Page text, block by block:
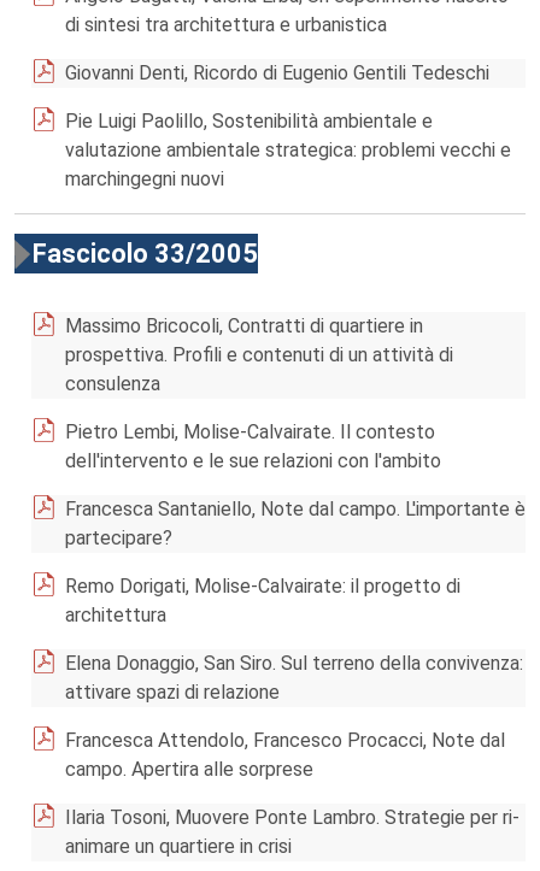
di sintesi tra architettura e urbanistica
Giovanni Denti, Ricordo di Eugenio Gentili Tedeschi
Pie Luigi Paolillo, Sostenibilità ambientale e
valutazione ambientale strategica: problemi vecchi e
marchingegni nuovi
Fascicolo 33/2005
Massimo Bricocoli, Contratti di quartiere in
prospettiva. Profili e contenuti di un attività di
consulenza
Pietro Lembi, Molise-Calvairate. Il contesto
dell'intervento e le sue relazioni con l'ambito
Francesca Santaniello, Note dal campo. L'importante è
partecipare?
Remo Dorigati, Molise-Calvairate: il progetto di
architettura
Elena Donaggio, San Siro. Sul terreno della convivenza:
attivare spazi di relazione
Francesca Attendolo, Francesco Procacci, Note dal
campo. Apertira alle sorprese
Ilaria Tosoni, Muovere Ponte Lambro. Strategie per ri-
animare un quartiere in crisi